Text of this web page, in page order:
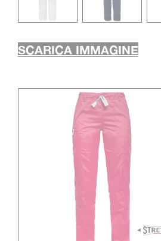
SCARICA IMMAGINE